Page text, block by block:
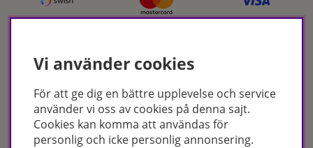
Certifikat
Vi använder cookies
För att ge dig en bättre upplevelse och service
använder vi oss av cookies på denna sajt.
Cookies kan komma att användas för
personlig och icke personlig annonsering.